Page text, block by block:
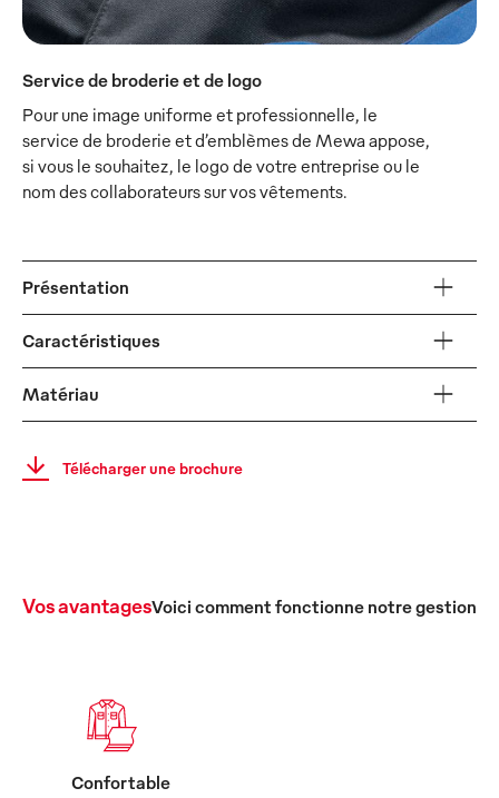
Service de broderie et de logo
Pour une image uniforme et professionnelle, le
service de broderie et d’emblèmes de Mewa appose,
si vous le souhaitez, le logo de votre entreprise ou le
nom des collaborateurs sur vos vêtements.
Présentation
Caractéristiques
Matériau
Télécharger une brochure
Vos avantagesVoici comment fonctionne notre gestion
Confortable